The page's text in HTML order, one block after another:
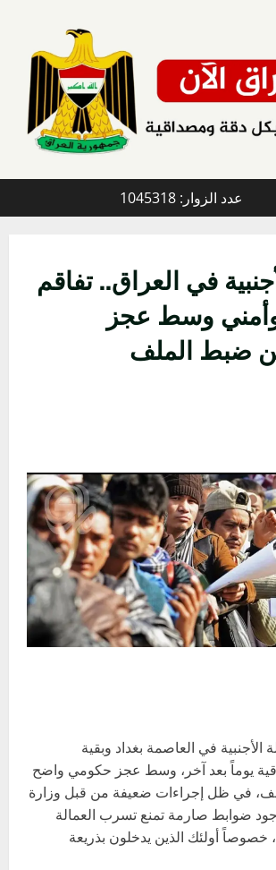
عدد الزوار: 1045318
في العراق.. تفاقم
وسط عجز
ضبط الملف
الأجنبية في العاصمة بغداد وبقية
يوماً بعد آخر، وسط عجز حكومي واضح
في ظل إجراءات ضعيفة من قبل وزارة
ضوابط صارمة تمنع تسرب العمالة
خصوصاً أولئك الذين يدخلون بذريعة